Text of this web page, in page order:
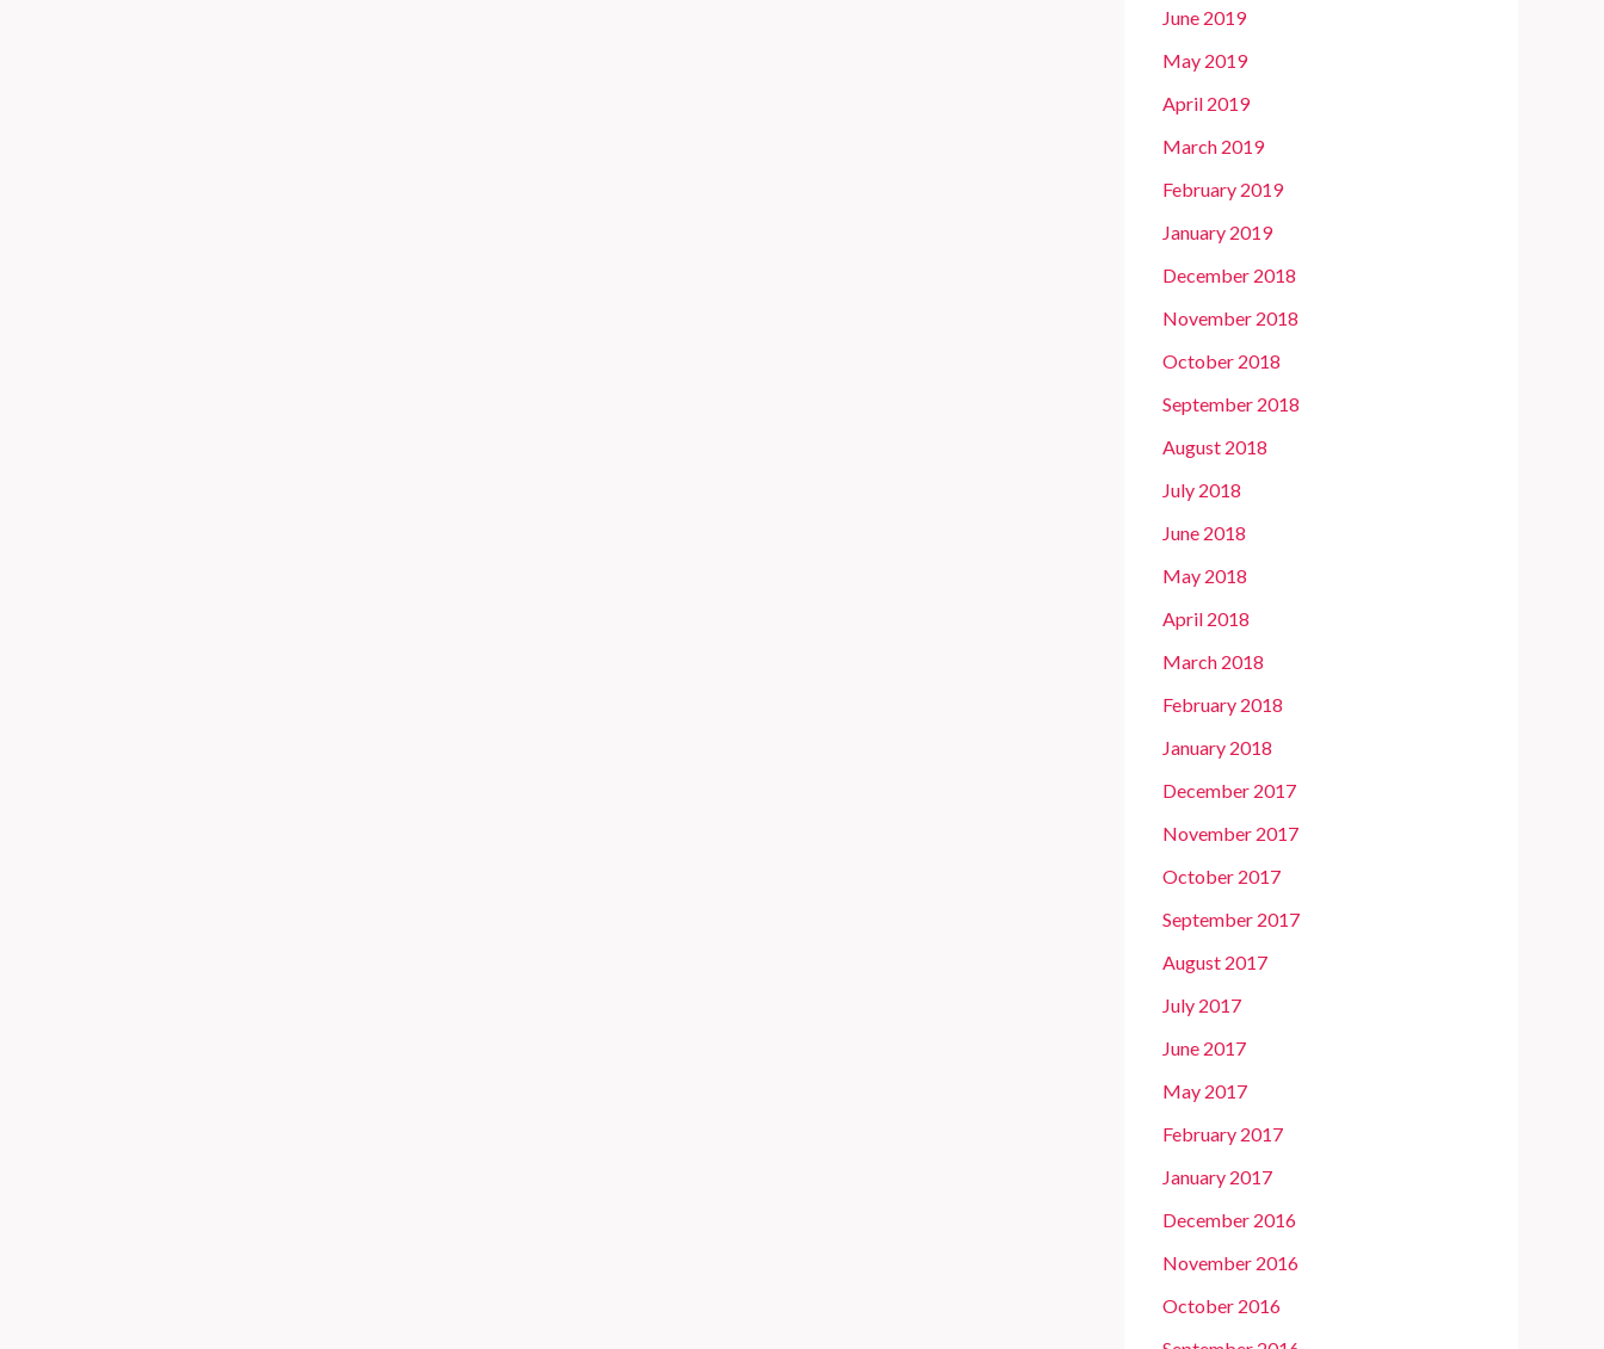
June 2019
May 2019
April 2019
March 2019
February 2019
January 2019
December 2018
November 2018
October 2018
September 2018
August 2018
July 2018
June 2018
May 2018
April 2018
March 2018
February 2018
January 2018
December 2017
November 2017
October 2017
September 2017
August 2017
July 2017
June 2017
May 2017
February 2017
January 2017
December 2016
November 2016
October 2016